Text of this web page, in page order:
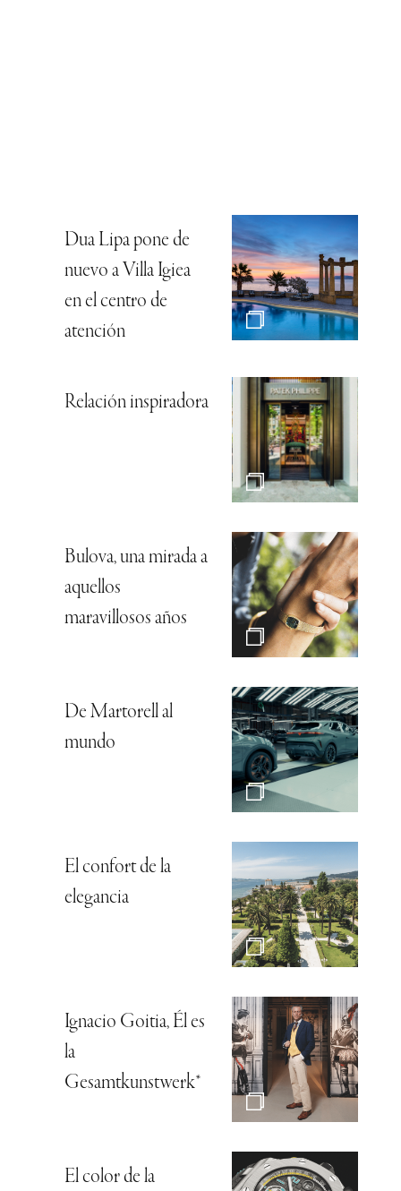
Dua Lipa pone de
nuevo a Villa Igiea
en el centro de
atención
Relación inspiradora
Bulova, una mirada a
aquellos
maravillosos años
De Martorell al
mundo
El confort de la
elegancia
Ignacio Goitia, Él es
la
Gesamtkunstwerk*
El color de la